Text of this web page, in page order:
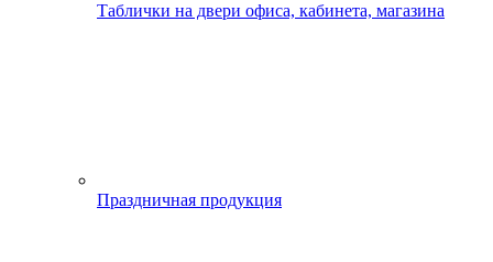
Таблички на двери офиса, кабинета, магазина
Праздничная продукция